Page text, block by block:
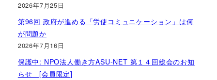
2026年7月25日
第96回 政府が進める「労使コミュニケーション」は何
が問題か
2026年7月16日
保護中: NPO法人働き方ASU-NET 第１４回総会のお知
らせ [会員限定]